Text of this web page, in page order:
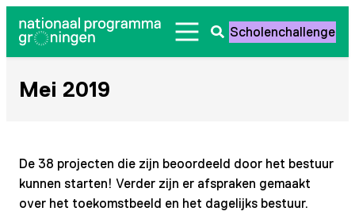
naar
de
Zoeken
openen
Scholenchallenge
Mei 2019
De 38 projecten die zijn beoordeeld door het bestuur
kunnen starten! Verder zijn er afspraken gemaakt
over het toekomstbeeld en het dagelijks bestuur.